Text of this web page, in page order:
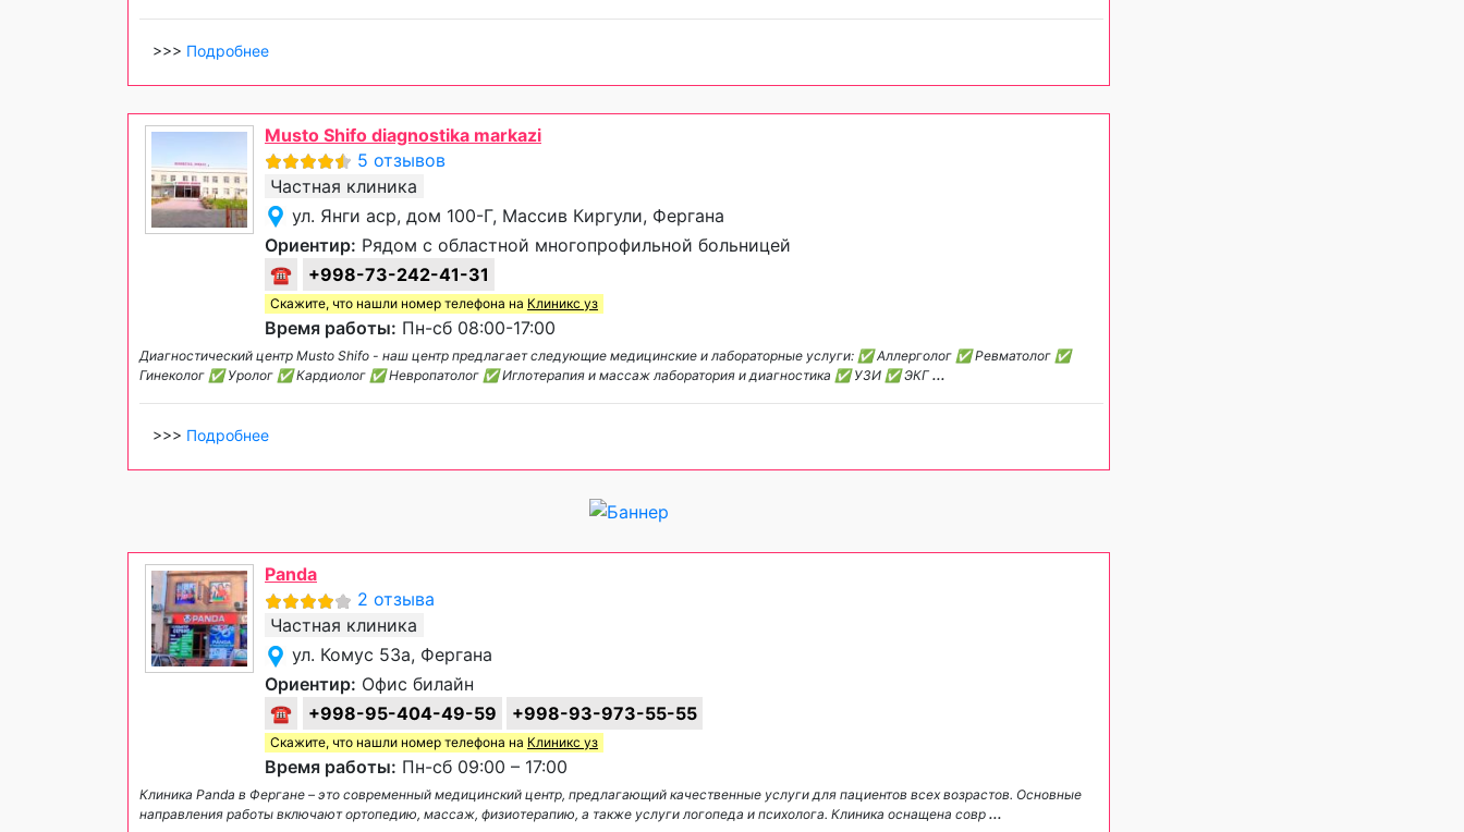
>>> Подробнее
Musto Shifo diagnostika markazi
5 отзывов
Частная клиника
ул. Янги аср, дом 100-Г, Массив Киргули, Фергана
Ориентир: Рядом с областной многопрофильной больницей
☎
+998-73-242-41-31
Скажите, что нашли номер телефона на Клиникс уз
Время работы: Пн-сб 08:00-17:00
Диагностический центр Musto Shifo - наш центр предлагает следующие медицинские и лабораторные услуги: ✅ Аллерголог ✅ Ревматолог ✅
Гинеколог ✅ Уролог ✅ Кардиолог ✅ Невропатолог ✅ Иглотерапия и массаж лаборатория и диагностика ✅ УЗИ ✅ ЭКГ...
>>> Подробнее
Panda
2 отзыва
Частная клиника
ул. Комус 53а, Фергана
Ориентир: Офис билайн
☎
+998-95-404-49-59 +998-93-973-55-55
Скажите, что нашли номер телефона на Клиникс уз
Время работы: Пн-сб 09:00 – 17:00
Клиника Panda в Фергане – это современный медицинский центр, предлагающий качественные услуги для пациентов всех возрастов. Основные
направления работы включают ортопедию, массаж, физиотерапию, а также услуги логопеда и психолога. Клиника оснащена совр ...